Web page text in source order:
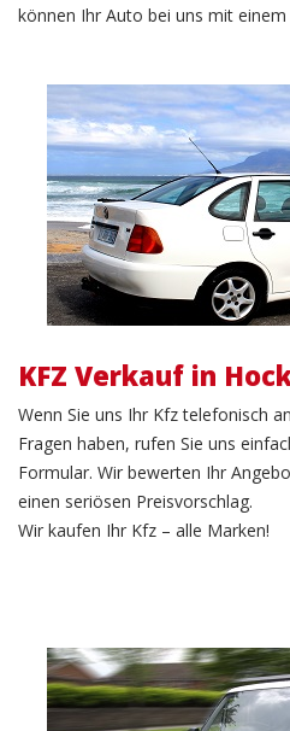
können Ihr Auto bei uns mit
KFZ
KFZ Verkauf in
Wenn Sie uns Ihr Kfz telefonisch
Fragen haben, rufen Sie uns
Formular. Wir bewerten Ihr
einen seriösen Preisvorschlag.
Wir kaufen Ihr Kfz – alle Marken!
LKW